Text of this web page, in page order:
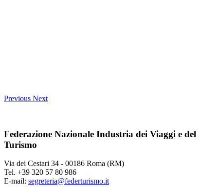
Previous Next
Federazione Nazionale Industria dei Viaggi e del
Turismo
Via dei Cestari 34 - 00186 Roma (RM)
Tel. +39 320 57 80 986
E-mail: segreteria@federturismo.it